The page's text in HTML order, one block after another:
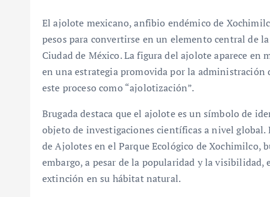
El ajolote mexicano, anfibio endémico de
pesos para convertirse en un elemento central de
Ciudad de México. La figura del ajolote aparece en
en una estrategia promovida por la administración
este proceso como “ajolotización”.
Brugada destaca que el ajolote es un símbolo de
objeto de investigaciones científicas a nivel
de Ajolotes en el Parque Ecológico de Xochimilco,
embargo, a pesar de la popularidad y la
extinción en su hábitat natural.